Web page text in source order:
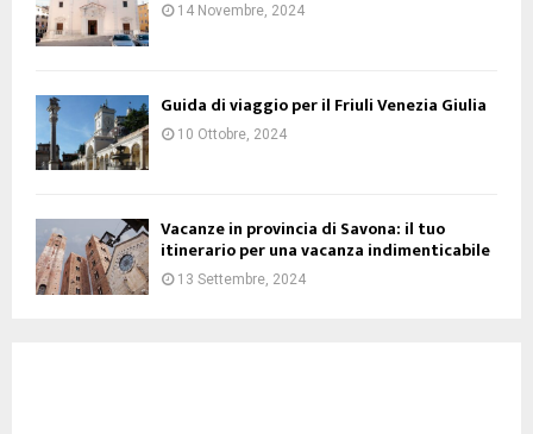
14 Novembre, 2024
Guida di viaggio per il Friuli Venezia Giulia
10 Ottobre, 2024
Vacanze in provincia di Savona: il tuo
itinerario per una vacanza indimenticabile
13 Settembre, 2024